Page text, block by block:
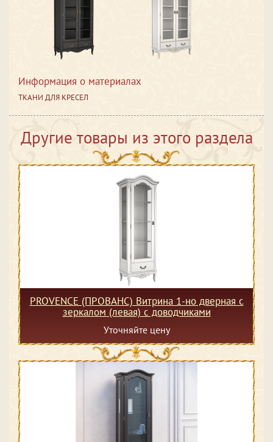
Информация о материалах
ТКАНИ ДЛЯ КРЕСЕЛ
Другие товары из этого раздела
PROVENCE (ПРОВАНС) Витрина 1-но дверная с
зеркалом (левая) с доводчиками
Уточняйте цену